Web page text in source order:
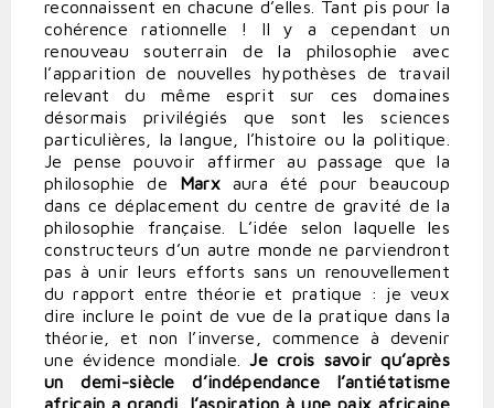
reconnaissent en chacune d’elles. Tant pis pour la
cohérence rationnelle ! Il y a cependant un
renouveau souterrain de la philosophie avec
l’apparition de nouvelles hypothèses de travail
relevant du même esprit sur ces domaines
désormais privilégiés que sont les sciences
particulières, la langue, l’histoire ou la politique.
Je pense pouvoir affirmer au passage que la
philosophie de
Marxaura été pour beaucoup
dans ce déplacement du centre de gravité de la
philosophie française. L’idée selon laquelle les
constructeurs d’un autre monde ne parviendront
pas à unir leurs efforts sans un renouvellement
du rapport entre théorie et pratique : je veux
dire inclure le point de vue de la pratique dans la
théorie, et non l’inverse, commence à devenir
une évidence mondiale.Je crois savoir qu’après
un demi-siècle d’indépendance l’antiétatisme
africain a grandi, l’aspiration à une paix africaine